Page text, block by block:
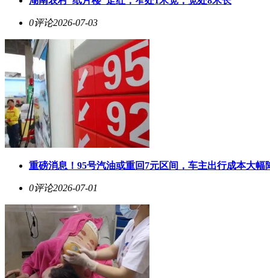
0评论2026-07-03
重磅消息！95号汽油或重回7元区间，车主出行成本大幅
0评论2026-07-01